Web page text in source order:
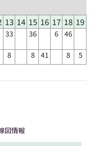
13 14 15 16 17 18 19
33 36 6 46
8 8 41 8 5
図情報